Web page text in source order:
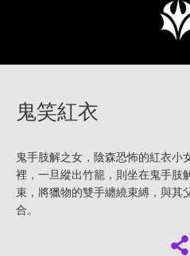
鬼笑紅衣
鬼手肢解之女，陰森恐怖的紅衣小
裡，一旦縱出竹籠，則坐在鬼手肢
束，將獵物的雙手纏繞束縛，與其
合。